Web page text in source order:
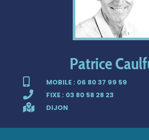
Patrice
MOBILE : 06 80 37 99 59
FIXE : 03 80 58 28 23
DIJON